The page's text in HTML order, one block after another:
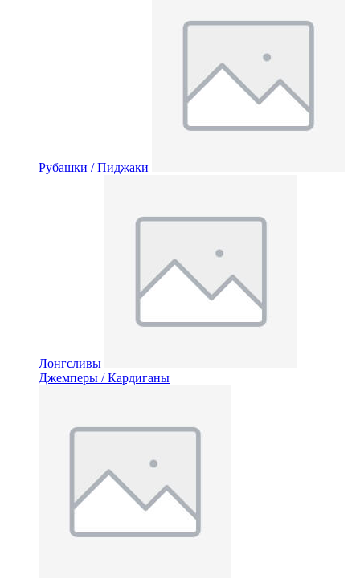
Рубашки / Пиджаки
Лонгсливы
Джемперы / Кардиганы